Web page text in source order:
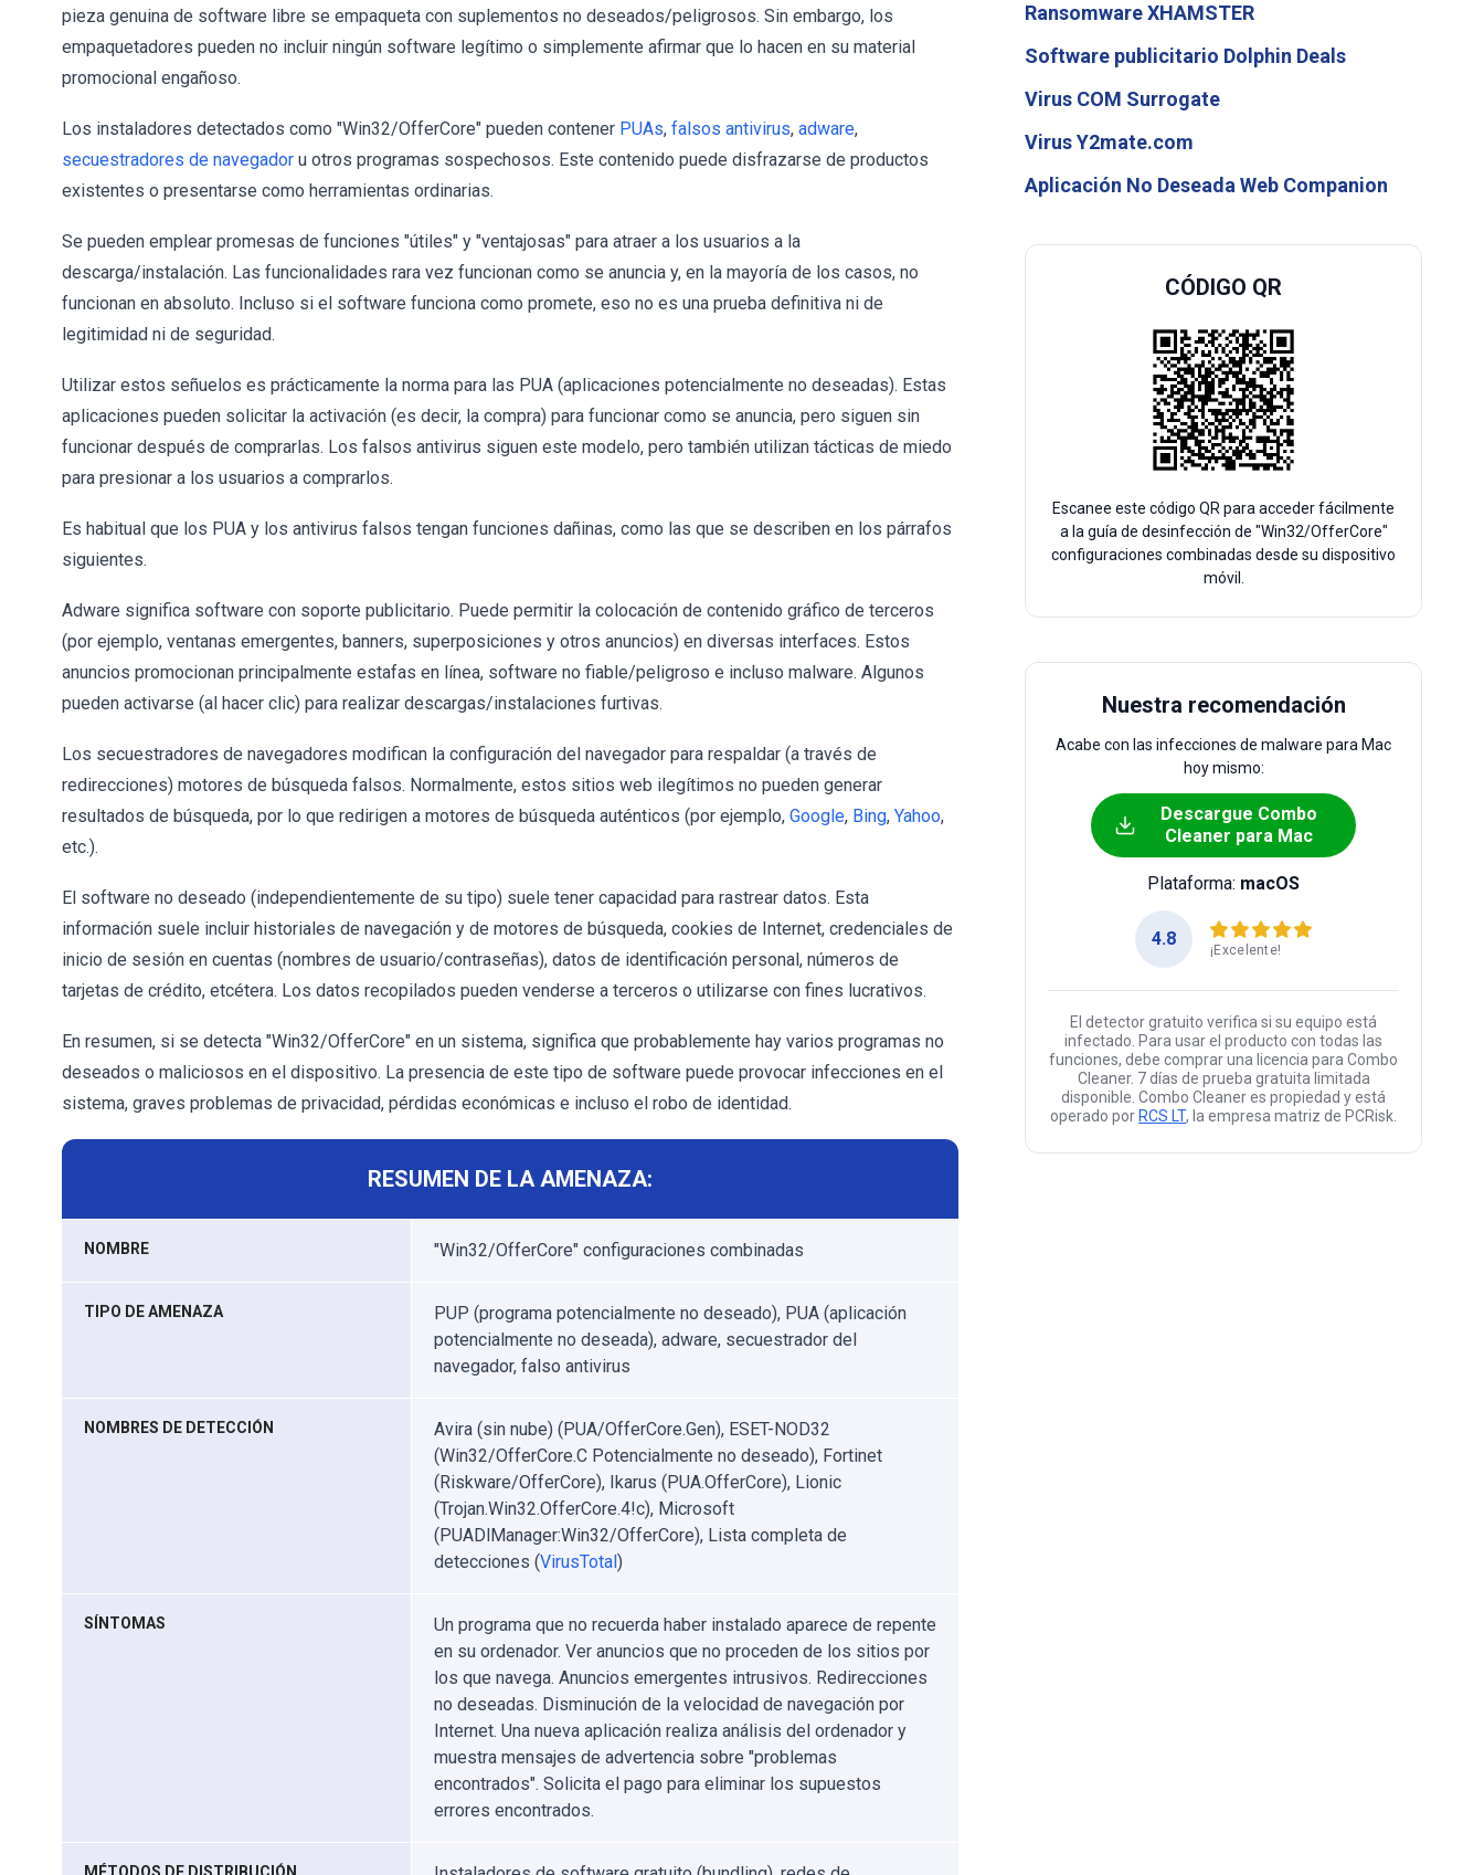
pieza genuina de software libre se empaqueta con suplementos no deseados/peligrosos. Sin embargo, los
empaquetadores pueden no incluir ningún software legítimo o simplemente afirmar que lo hacen en su material
promocional engañoso.
Los instaladores detectados como "Win32/OfferCore" pueden contener PUAs, falsos antivirus, adware,
secuestradores de navegador u otros programas sospechosos. Este contenido puede disfrazarse de productos
existentes o presentarse como herramientas ordinarias.
Se pueden emplear promesas de funciones "útiles" y "ventajosas" para atraer a los usuarios a la
descarga/instalación. Las funcionalidades rara vez funcionan como se anuncia y, en la mayoría de los casos, no
funcionan en absoluto. Incluso si el software funciona como promete, eso no es una prueba definitiva ni de
legitimidad ni de seguridad.
Utilizar estos señuelos es prácticamente la norma para las PUA (aplicaciones potencialmente no deseadas). Estas
aplicaciones pueden solicitar la activación (es decir, la compra) para funcionar como se anuncia, pero siguen sin
funcionar después de comprarlas. Los falsos antivirus siguen este modelo, pero también utilizan tácticas de miedo
para presionar a los usuarios a comprarlos.
Es habitual que los PUA y los antivirus falsos tengan funciones dañinas, como las que se describen en los párrafos
siguientes.
Adware significa software con soporte publicitario. Puede permitir la colocación de contenido gráfico de terceros
(por ejemplo, ventanas emergentes, banners, superposiciones y otros anuncios) en diversas interfaces. Estos
anuncios promocionan principalmente estafas en línea, software no fiable/peligroso e incluso malware. Algunos
pueden activarse (al hacer clic) para realizar descargas/instalaciones furtivas.
Los secuestradores de navegadores modifican la configuración del navegador para respaldar (a través de
redirecciones) motores de búsqueda falsos. Normalmente, estos sitios web ilegítimos no pueden generar
resultados de búsqueda, por lo que redirigen a motores de búsqueda auténticos (por ejemplo, Google, Bing, Yahoo,
etc.).
El software no deseado (independientemente de su tipo) suele tener capacidad para rastrear datos. Esta
información suele incluir historiales de navegación y de motores de búsqueda, cookies de Internet, credenciales de
inicio de sesión en cuentas (nombres de usuario/contraseñas), datos de identificación personal, números de
tarjetas de crédito, etcétera. Los datos recopilados pueden venderse a terceros o utilizarse con fines lucrativos.
En resumen, si se detecta "Win32/OfferCore" en un sistema, significa que probablemente hay varios programas no
deseados o maliciosos en el dispositivo. La presencia de este tipo de software puede provocar infecciones en el
sistema, graves problemas de privacidad, pérdidas económicas e incluso el robo de identidad.
RESUMEN DE LA AMENAZA:
NOMBRE "Win32/OfferCore" configuraciones combinadas
TIPO DE AMENAZA
PUP (programa potencialmente no deseado), PUA (aplicación
potencialmente no deseada), adware, secuestrador del
navegador, falso antivirus
NOMBRES DE DETECCIÓN
Avira (sin nube) (PUA/OfferCore.Gen), ESET-NOD32
(Win32/OfferCore.C Potencialmente no deseado), Fortinet
(Riskware/OfferCore), Ikarus (PUA.OfferCore), Lionic
(Trojan.Win32.OfferCore.4!c), Microsoft
(PUADlManager:Win32/OfferCore), Lista completa de
detecciones (VirusTotal)
SÍNTOMAS
Un programa que no recuerda haber instalado aparece de repente
en su ordenador. Ver anuncios que no proceden de los sitios por
los que navega. Anuncios emergentes intrusivos. Redirecciones
no deseadas. Disminución de la velocidad de navegación por
Internet. Una nueva aplicación realiza análisis del ordenador y
muestra mensajes de advertencia sobre "problemas
encontrados". Solicita el pago para eliminar los supuestos
errores encontrados.
Ransomware XHAMSTER
Software publicitario Dolphin Deals
Virus COM Surrogate
Virus Y2mate.com
Aplicación No Deseada Web Companion
CÓDIGO QR
Escanee este código QR para acceder fácilmente
a la guía de desinfección de "Win32/OfferCore"
configuraciones combinadas desde su dispositivo
móvil.
Nuestra recomendación
Acabe con las infecciones de malware para Mac
hoy mismo:
Descargue Combo
Cleaner para Mac
Plataforma: macOS
4.8
¡Excelente!
El detector gratuito verifica si su equipo está
infectado. Para usar el producto con todas las
funciones, debe comprar una licencia para Combo
Cleaner. 7 días de prueba gratuita limitada
disponible. Combo Cleaner es propiedad y está
operado por RCS LT, la empresa matriz de PCRisk.